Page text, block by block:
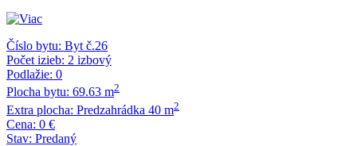
Číslo bytu: Byt č.26
Počet izieb: 2 izbový
Podlažie: 0
Plocha bytu: 69.63 m2
Extra plocha: Predzahrádka 40 m2
Cena: 0 €
Stav: Predaný